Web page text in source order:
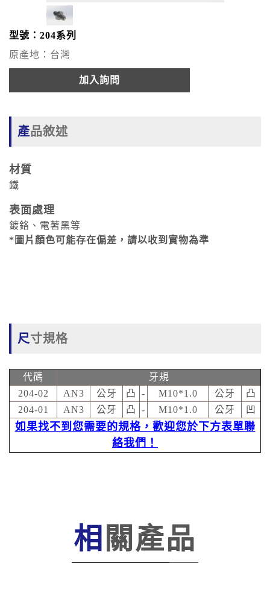
型號：204系列
原產地：台灣
加入詢問
產品敘述
材質
鐵
表面處理
鍍鉻、電著黑等
*圖片顏色可能存在偏差，請以收到實物為準
尺寸規格
代碼
牙規
204-02
AN3 公牙 凸 - M10*1.0 公牙
凸
204-01
AN3 公牙 凸 - M10*1.0 公牙 凹
如果找不到您需要的規格，歡迎您於下方表單聯
絡我們！
相關產品